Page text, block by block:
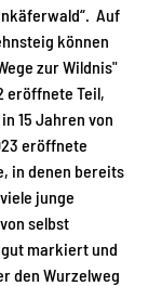
Auf
können
zur Wildnis"
eröffnete Teil,
15 Jahren von
eröffnete
in denen bereits
junge
selbst
markiert und
den Wurzelweg